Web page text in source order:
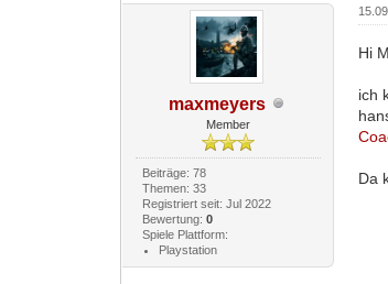
maxmeyers
Member
Beiträge: 78
Themen: 33
Registriert seit: Jul 2022
Bewertung: 0
Spiele Plattform:
Playstation
Hi
ich
Da